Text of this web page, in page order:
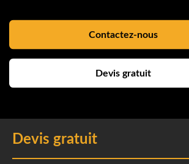
Contactez-nous
Devis gratuit
Devis gratuit